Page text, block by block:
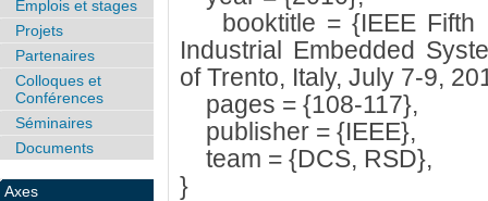
booktitle = {IEEE Fifth
Industrial Embedded
of Trento, Italy, July 7-9,
pages = {108-117},
publisher = {IEEE},
team = {DCS, RSD},
}
Emplois et stages
Projets
Partenaires
Colloques et
Conférences
Séminaires
Documents
Axes